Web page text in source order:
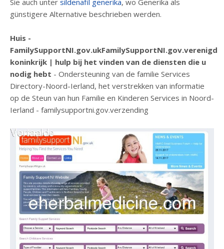
günstigere Alternative beschrieben werden.
Huis -
FamilySupportNI.gov.ukFamilySupportNI.gov.verenigd
koninkrijk | hulp bij het vinden van de diensten die u
nodig hebt - Ondersteuning van de familie Services
Directory-Noord-Ierland, het verstrekken van informatie
op de Steun van hun Familie en Kinderen Services in Noord-
Ierland - familysupportni.gov.verzending